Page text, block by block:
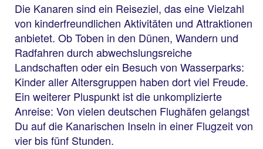
Die Kanaren sind ein Reiseziel, das eine Vielzahl
von kinderfreundlichen Aktivitäten und Attraktionen
anbietet. Ob Toben in den Dünen, Wandern und
Radfahren durch abwechslungsreiche
Landschaften oder ein Besuch von Wasserparks:
Kinder aller Altersgruppen haben dort viel Freude.
Ein weiterer Pluspunkt ist die unkomplizierte
Anreise: Von vielen deutschen Flughäfen gelangst
Du auf die Kanarischen Inseln in einer Flugzeit von
vier bis fünf Stunden.